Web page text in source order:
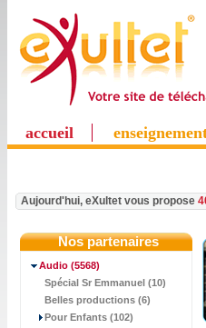
accueil
Aujourd'hui, eXultet vous propose
Nos partenaires
Audio (5568)
Spécial Sr Emmanuel (10)
Belles productions (6)
Pour Enfants (102)